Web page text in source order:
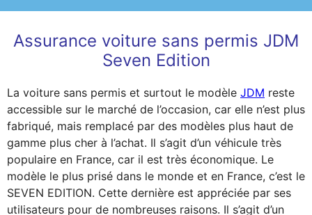
Assurance voiture sans permis JDM
Seven Edition
La voiture sans permis et surtout le modèle JDM reste
accessible sur le marché de l’occasion, car elle n’est plus
fabriqué, mais remplacé par des modèles plus haut de
gamme plus cher à l’achat. Il s’agit d’un véhicule très
populaire en France, car il est très économique. Le
modèle le plus prisé dans le monde et en France, c’est le
SEVEN EDITION. Cette dernière est appréciée par ses
utilisateurs pour de nombreuses raisons. Il s’agit d’un